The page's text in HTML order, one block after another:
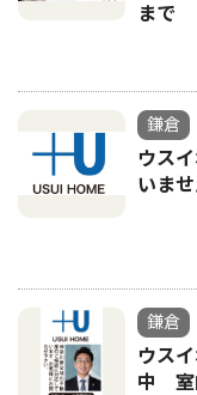
まで
鎌倉
ウス
いま
鎌倉
ウス
中 室